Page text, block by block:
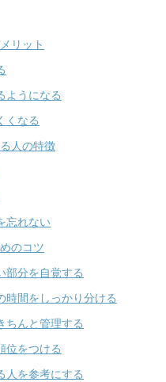
リット
ようになる
くなる
人の特徴
忘れない
のコツ
部分を自覚する
時間をしっかり分ける
ちんと管理する
位をつける
人を参考にする